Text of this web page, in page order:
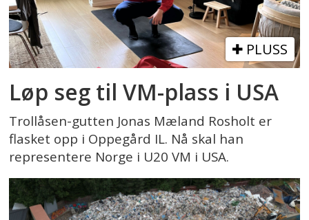
PLUSS
Løp seg til VM-plass i USA
Trollåsen-gutten Jonas Mæland Rosholt er
flasket opp i Oppegård IL. Nå skal han
representere Norge i U20 VM i USA.